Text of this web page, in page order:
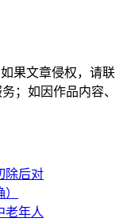
果文章侵权，请联
；如因作品内容、
除后对
老年人